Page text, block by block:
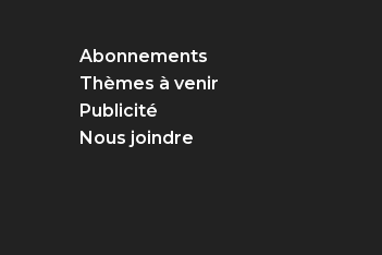
Abonnements
Thèmes à venir
Publicité
Nous joindre